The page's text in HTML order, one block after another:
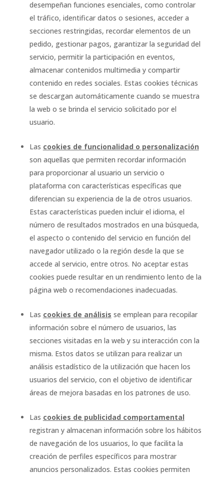
desempeñan funciones esenciales, como controlar
el tráfico, identificar datos o sesiones, acceder a
secciones restringidas, recordar elementos de un
pedido, gestionar pagos, garantizar la seguridad del
servicio, permitir la participación en eventos,
almacenar contenidos multimedia y compartir
contenido en redes sociales. Estas cookies técnicas
se descargan automáticamente cuando se muestra
la web o se brinda el servicio solicitado por el
usuario.
Las cookies de funcionalidad o personalización
son aquellas que permiten recordar información
para proporcionar al usuario un servicio o
plataforma con características específicas que
diferencian su experiencia de la de otros usuarios.
Estas características pueden incluir el idioma, el
número de resultados mostrados en una búsqueda,
el aspecto o contenido del servicio en función del
navegador utilizado o la región desde la que se
accede al servicio, entre otros. No aceptar estas
cookies puede resultar en un rendimiento lento de la
página web o recomendaciones inadecuadas.
Las cookies de análisis se emplean para recopilar
información sobre el número de usuarios, las
secciones visitadas en la web y su interacción con la
misma. Estos datos se utilizan para realizar un
análisis estadístico de la utilización que hacen los
usuarios del servicio, con el objetivo de identificar
áreas de mejora basadas en los patrones de uso.
Las cookies de publicidad comportamental
registran y almacenan información sobre los hábitos
de navegación de los usuarios, lo que facilita la
creación de perfiles específicos para mostrar
anuncios personalizados. Estas cookies permiten